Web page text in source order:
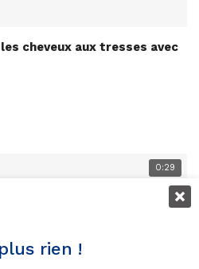
cheveux aux tresses avec
0:29
rien !